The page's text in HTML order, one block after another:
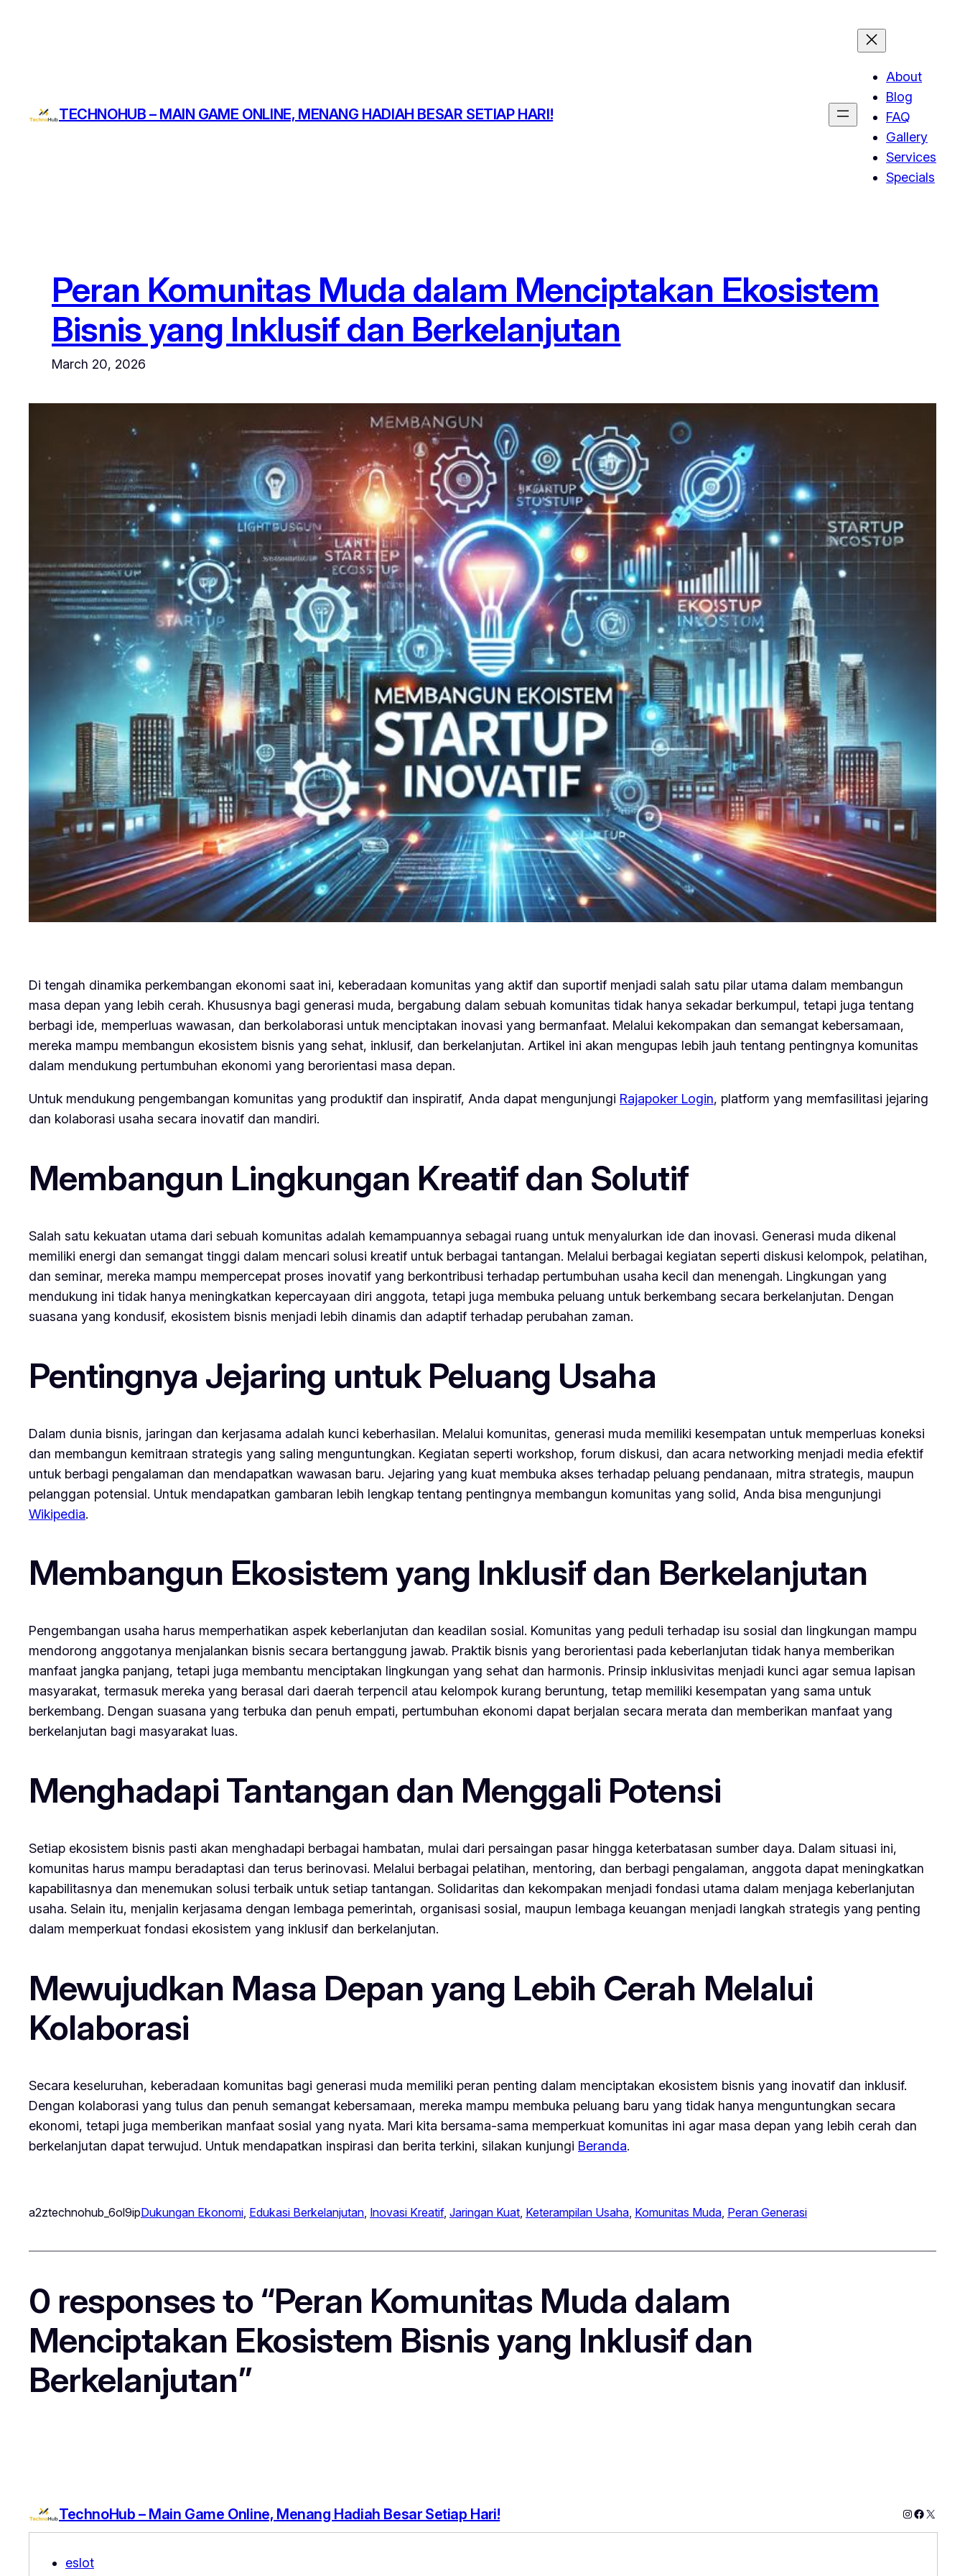
TECHNOHUB – MAIN GAME ONLINE, MENANG HADIAH BESAR SETIAP HARI!
About
Blog
FAQ
Gallery
Services
Specials
Peran Komunitas Muda dalam Menciptakan Ekosistem
Bisnis yang Inklusif dan Berkelanjutan
March 20, 2026
Di tengah dinamika perkembangan ekonomi saat ini, keberadaan komunitas yang aktif dan suportif menjadi salah satu pilar utama dalam membangun
masa depan yang lebih cerah. Khususnya bagi generasi muda, bergabung dalam sebuah komunitas tidak hanya sekadar berkumpul, tetapi juga tentang
berbagi ide, memperluas wawasan, dan berkolaborasi untuk menciptakan inovasi yang bermanfaat. Melalui kekompakan dan semangat kebersamaan,
mereka mampu membangun ekosistem bisnis yang sehat, inklusif, dan berkelanjutan. Artikel ini akan mengupas lebih jauh tentang pentingnya komunitas
dalam mendukung pertumbuhan ekonomi yang berorientasi masa depan.
Untuk mendukung pengembangan komunitas yang produktif dan inspiratif, Anda dapat mengunjungi Rajapoker Login, platform yang memfasilitasi jejaring
dan kolaborasi usaha secara inovatif dan mandiri.
Membangun Lingkungan Kreatif dan Solutif
Salah satu kekuatan utama dari sebuah komunitas adalah kemampuannya sebagai ruang untuk menyalurkan ide dan inovasi. Generasi muda dikenal
memiliki energi dan semangat tinggi dalam mencari solusi kreatif untuk berbagai tantangan. Melalui berbagai kegiatan seperti diskusi kelompok, pelatihan,
dan seminar, mereka mampu mempercepat proses inovatif yang berkontribusi terhadap pertumbuhan usaha kecil dan menengah. Lingkungan yang
mendukung ini tidak hanya meningkatkan kepercayaan diri anggota, tetapi juga membuka peluang untuk berkembang secara berkelanjutan. Dengan
suasana yang kondusif, ekosistem bisnis menjadi lebih dinamis dan adaptif terhadap perubahan zaman.
Pentingnya Jejaring untuk Peluang Usaha
Dalam dunia bisnis, jaringan dan kerjasama adalah kunci keberhasilan. Melalui komunitas, generasi muda memiliki kesempatan untuk memperluas koneksi
dan membangun kemitraan strategis yang saling menguntungkan. Kegiatan seperti workshop, forum diskusi, dan acara networking menjadi media efektif
untuk berbagi pengalaman dan mendapatkan wawasan baru. Jejaring yang kuat membuka akses terhadap peluang pendanaan, mitra strategis, maupun
pelanggan potensial. Untuk mendapatkan gambaran lebih lengkap tentang pentingnya membangun komunitas yang solid, Anda bisa mengunjungi
Wikipedia.
Membangun Ekosistem yang Inklusif dan Berkelanjutan
Pengembangan usaha harus memperhatikan aspek keberlanjutan dan keadilan sosial. Komunitas yang peduli terhadap isu sosial dan lingkungan mampu
mendorong anggotanya menjalankan bisnis secara bertanggung jawab. Praktik bisnis yang berorientasi pada keberlanjutan tidak hanya memberikan
manfaat jangka panjang, tetapi juga membantu menciptakan lingkungan yang sehat dan harmonis. Prinsip inklusivitas menjadi kunci agar semua lapisan
masyarakat, termasuk mereka yang berasal dari daerah terpencil atau kelompok kurang beruntung, tetap memiliki kesempatan yang sama untuk
berkembang. Dengan suasana yang terbuka dan penuh empati, pertumbuhan ekonomi dapat berjalan secara merata dan memberikan manfaat yang
berkelanjutan bagi masyarakat luas.
Menghadapi Tantangan dan Menggali Potensi
Setiap ekosistem bisnis pasti akan menghadapi berbagai hambatan, mulai dari persaingan pasar hingga keterbatasan sumber daya. Dalam situasi ini,
komunitas harus mampu beradaptasi dan terus berinovasi. Melalui berbagai pelatihan, mentoring, dan berbagi pengalaman, anggota dapat meningkatkan
kapabilitasnya dan menemukan solusi terbaik untuk setiap tantangan. Solidaritas dan kekompakan menjadi fondasi utama dalam menjaga keberlanjutan
usaha. Selain itu, menjalin kerjasama dengan lembaga pemerintah, organisasi sosial, maupun lembaga keuangan menjadi langkah strategis yang penting
dalam memperkuat fondasi ekosistem yang inklusif dan berkelanjutan.
Mewujudkan Masa Depan yang Lebih Cerah Melalui
Kolaborasi
Secara keseluruhan, keberadaan komunitas bagi generasi muda memiliki peran penting dalam menciptakan ekosistem bisnis yang inovatif dan inklusif.
Dengan kolaborasi yang tulus dan penuh semangat kebersamaan, mereka mampu membuka peluang baru yang tidak hanya menguntungkan secara
ekonomi, tetapi juga memberikan manfaat sosial yang nyata. Mari kita bersama-sama memperkuat komunitas ini agar masa depan yang lebih cerah dan
berkelanjutan dapat terwujud. Untuk mendapatkan inspirasi dan berita terkini, silakan kunjungi Beranda.
a2ztechnohub_6ol9ipDukungan Ekonomi Edukasi Berkelanjutan Inovasi Kreatif, Jaringan Kuat Keterampilan Usaha Komunitas Muda Peran Generasi
0 responses to “Peran Komunitas Muda dalam
Menciptakan Ekosistem Bisnis yang Inklusif dan
Berkelanjutan”
TechnoHub – Main Game Online, Menang Hadiah Besar Setiap Hari! Instagram
X
eslot